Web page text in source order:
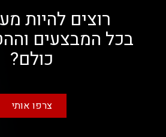
רוצים להיות
בכל המבצעים
כולם?
צרפו אותי